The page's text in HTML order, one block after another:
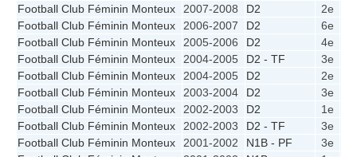
Football Club Féminin Monteux
2007-2008 D2 2e
Football Club Féminin Monteux
2006-2007 D2 6e
Football Club Féminin Monteux
2005-2006 D2 4e
Football Club Féminin Monteux
2004-2005 D2 - TF 3e
Football Club Féminin Monteux
2004-2005 D2 2e
Football Club Féminin Monteux
2003-2004 D2 3e
Football Club Féminin Monteux
2002-2003 D2 1e
Football Club Féminin Monteux
2002-2003 D2 - TF 3e
Football Club Féminin Monteux
2001-2002 N1B - PF 3e